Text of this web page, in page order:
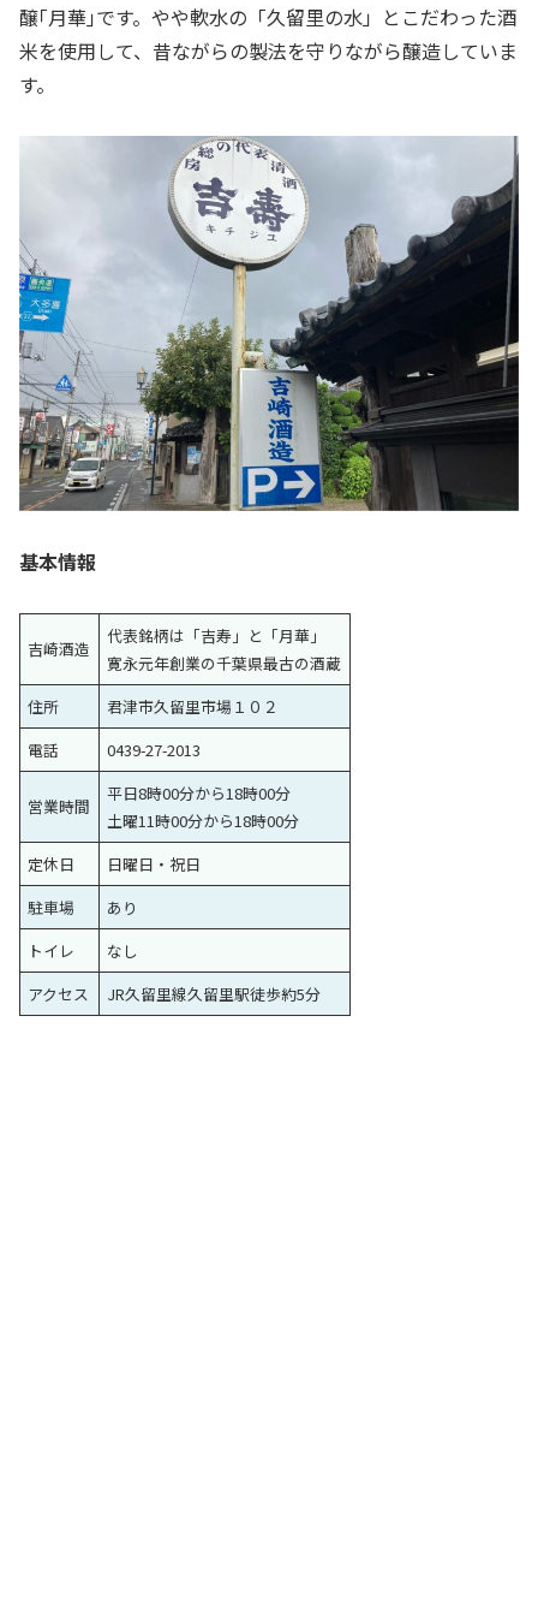
醸｢月華｣です。やや軟水の「久留里の水」とこだわった酒
米を使用して、昔ながらの製法を守りながら醸造していま
す。
基本情報
吉崎酒造
代表銘柄は「吉寿」と「月華」
寛永元年創業の千葉県最古の酒蔵
住所
君津市久留里市場１０２
電話
0439-27-2013
営業時間
平日8時00分から18時00分
土曜11時00分から18時00分
定休日
日曜日・祝日
駐車場
あり
トイレ
なし
アクセス
JR久留里線久留里駅徒歩約5分